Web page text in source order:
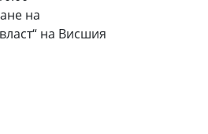
на
на Висшия